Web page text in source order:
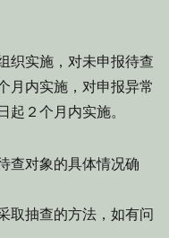
实施，对未申报待查
月内实施，对申报异常
起２个月内实施。
对象的具体情况确
抽查的方法，如有问